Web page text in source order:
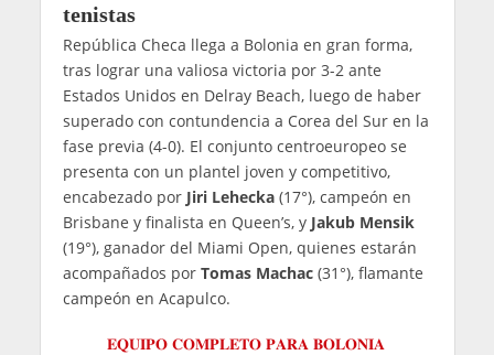
tenistas
República Checa llega a Bolonia en gran forma,
tras lograr una valiosa victoria por 3-2 ante
Estados Unidos en Delray Beach, luego de haber
superado con contundencia a Corea del Sur en la
fase previa (4-0). El conjunto centroeuropeo se
presenta con un plantel joven y competitivo,
encabezado por Jiri Lehecka(17°), campeón en
Brisbane y finalista en Queen’s, y Jakub Mensik
(19°), ganador del Miami Open, quienes estarán
acompañados por Tomas Machac(31°), flamante
campeón en Acapulco.
𝐄𝐐𝐔𝐈𝐏𝐎 𝐂𝐎𝐌𝐏𝐋𝐄𝐓𝐎 𝐏𝐀𝐑𝐀 𝐁𝐎𝐋𝐎𝐍𝐈𝐀